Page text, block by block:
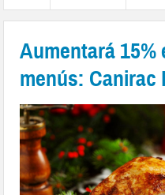
Aumentará
menús: Canirac